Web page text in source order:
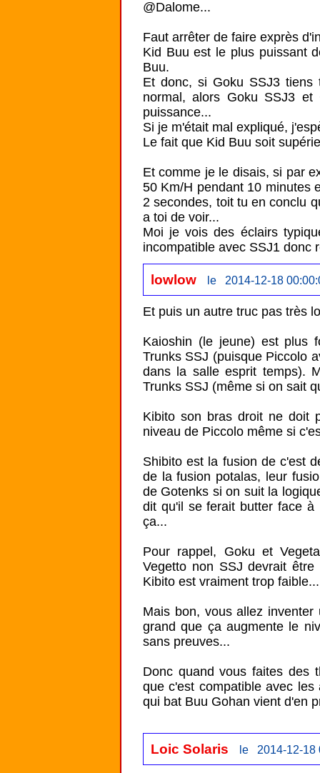
@Dalome...
Faut arrêter de faire exprès
Kid Buu est le plus puissant
Buu.
Et donc, si Goku SSJ3
normal, alors Goku SSJ3
puissance...
Si je m'était mal expliqué,
Le fait que Kid Buu soit
Et comme je le disais, si par
50 Km/H pendant 10 minutes
2 secondes, toit tu en conclu
a toi de voir...
Moi je vois des éclairs
incompatible avec SSJ1 donc
lowlow le 2014-12-18
Et puis un autre truc pas très
Kaioshin (le jeune) est plus
Trunks SSJ (puisque Piccolo
dans la salle esprit temps).
Trunks SSJ (même si on sait
Kibito son bras droit ne doit
niveau de Piccolo même si
Shibito est la fusion de c'est
de la fusion potalas, leur
de Gotenks si on suit la
dit qu'il se ferait butter face
ça...
Pour rappel, Goku et
Vegetto non SSJ devrait
Kibito est vraiment trop faible...
Mais bon, vous allez
grand que ça augmente le
sans preuves...
Donc quand vous faites des
que c'est compatible avec
qui bat Buu Gohan vient d'en
Loic Solaris le 2014-12-18